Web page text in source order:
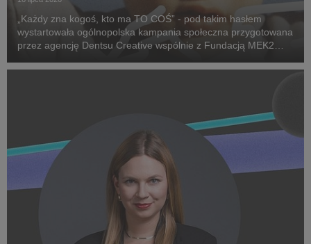
„Każdy zna kogoś, kto ma TO COŚ” - pod takim hasłem
wystartowała ogólnopolska kampania społeczna przygotowana
przez agencję Dentsu Creative wspólnie z Fundacją MEK2
chorób rzadkich, zwrócenie uwagi na problemy pac...